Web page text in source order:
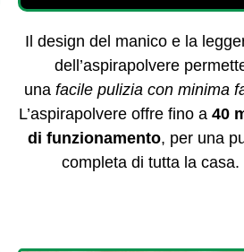
Il design del manico e la
dell’aspirapolvere
unafacile pulizia con minima
L’aspirapolvere offre fino a40
di funzionamento, per una
completa di tutta la casa.